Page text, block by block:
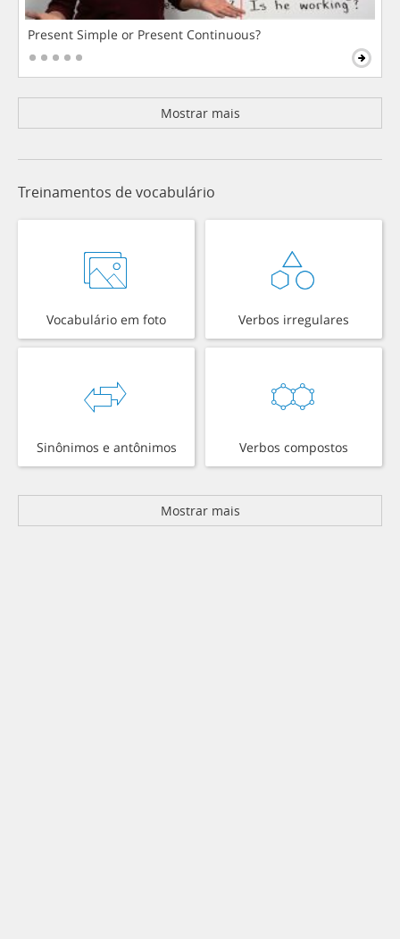
Present Simple or Present Continuous?
Mostrar mais
Treinamentos de vocabulário
Vocabulário em foto Verbos irregulares
Sinônimos e antônimos Verbos compostos
Mostrar mais